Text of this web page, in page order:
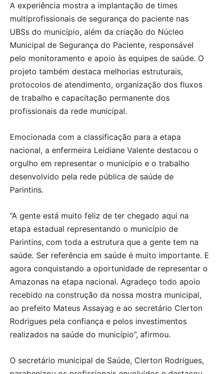
A experiência mostra a implantação de times
multiprofissionais de segurança do paciente nas
UBSs do município, além da criação do Núcleo
Municipal de Segurança do Paciente, responsável
pelo monitoramento e apoio às equipes de saúde. O
projeto também destaca melhorias estruturais,
protocolos de atendimento, organização dos fluxos
de trabalho e capacitação permanente dos
profissionais da rede municipal.
Emocionada com a classificação para a etapa
nacional, a enfermeira Leidiane Valente destacou o
orgulho em representar o município e o trabalho
desenvolvido pela rede pública de saúde de
Parintins.
“A gente está muito feliz de ter chegado aqui na
etapa estadual representando o município de
Parintins, com toda a estrutura que a gente tem na
saúde. Ser referência em saúde é muito importante. E
agora conquistando a oportunidade de representar o
Amazonas na etapa nacional. Agradeço todo apoio
recebido na construção da nossa mostra municipal,
ao prefeito Mateus Assayag e ao secretário Clerton
Rodrigues pela confiança e pelos investimentos
realizados na saúde do município”, afirmou.
O secretário municipal de Saúde, Clerton Rodrigues,